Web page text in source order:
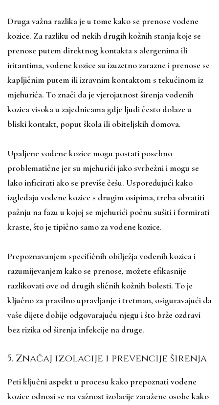
Druga važna razlika je u tome kako se prenose vodene
kozice. Za razliku od nekih drugih kožnih stanja koje se
prenose putem direktnog kontakta s alergenima ili
iritantima, vodene kozice su izuzetno zarazne i prenose se
kapljičnim putem ili izravnim kontaktom s tekućinom iz
mjehurića. To znači da je vjerojatnost širenja vodenih
kozica visoka u zajednicama gdje ljudi često dolaze u
bliski kontakt, poput škola ili obiteljskih domova.
Upaljene vodene kozice mogu postati posebno
problematične jer su mjehurići jako svrbežni i mogu se
lako inficirati ako se previše češu. Uspoređujući kako
izgledaju vodene kozice s drugim osipima, treba obratiti
pažnju na fazu u kojoj se mjehurići počnu sušiti i formirati
kraste, što je tipično samo za vodene kozice.
Prepoznavanjem specifičnih obilježja vodenih kozica i
razumijevanjem kako se prenose, možete efikasnije
razlikovati ove od drugih sličnih kožnih bolesti. To je
ključno za pravilno upravljanje i tretman, osiguravajući da
vaše dijete dobije odgovarajuću njegu i što brže ozdravi
bez rizika od širenja infekcije na druge.
5. Značaj izolacije i prevencije širenja
Peti ključni aspekt u procesu kako prepoznati vodene
kozice odnosi se na važnost izolacije zaražene osobe kako